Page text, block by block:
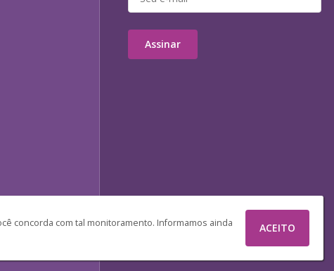
concorda com tal monitoramento. Informamos ainda
ACEITO
Assinar